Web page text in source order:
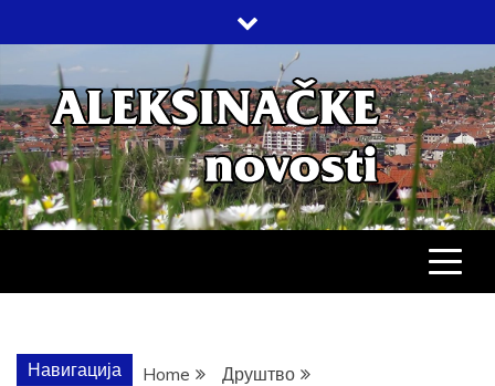
to
content
НОВОСТИ
ДРУШТВО, КУЛТУРА, ЕКОНОМИЈА,
СПОРТ, ПОСЛОВНИ ИМЕНИК,
Навигација Home
Друштво